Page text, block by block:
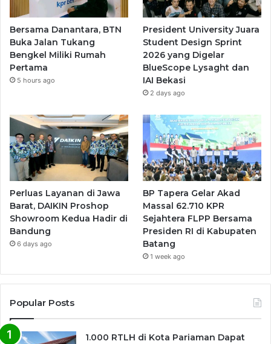
Bersama Danantara, BTN
Buka Jalan Tukang
Bengkel Miliki Rumah
Pertama
5 hours ago
President University Juara
Student Design Sprint
2026 yang Digelar
BlueScope Lysaght dan
IAI Bekasi
2 days ago
Perluas Layanan di Jawa
Barat, DAIKIN Proshop
Showroom Kedua Hadir di
Bandung
6 days ago
BP Tapera Gelar Akad
Massal 62.710 KPR
Sejahtera FLPP Bersama
Presiden RI di Kabupaten
Batang
1 week ago
Popular Posts
1.000 RTLH di Kota Pariaman Dapat